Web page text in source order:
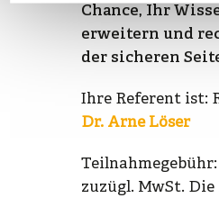
Chance, Ihr
erweitern und
der sicheren
Ihre Referent ist:
Dr. Arne Löser
Teilnahmegebühr:
zuzügl. MwSt.